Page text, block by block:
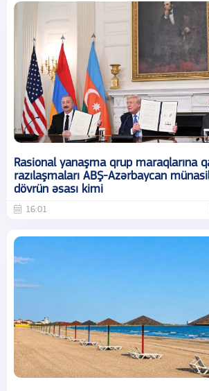
Rasional yanaşma qrup maraqlarına
razılaşmaları ABŞ-Azərbaycan
dövrün əsası kimi
16:01